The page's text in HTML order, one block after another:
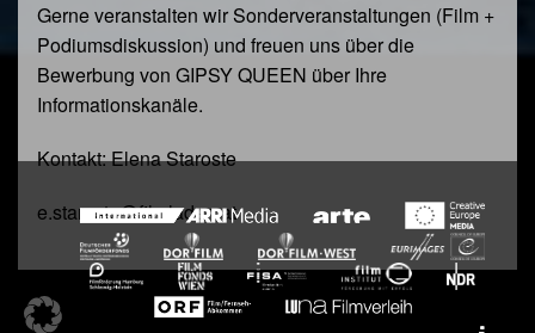
Gerne veranstalten wir Sonderveranstaltungen (Film +
Podiumsdiskussion) und freuen uns über die
Bewerbung von GIPSY QUEEN über Ihre
Informationskanäle.
Kontakt: Elena Staroste
e.staroste@filmladen.at